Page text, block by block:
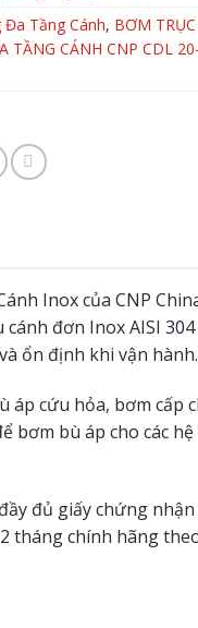
Tầng Cánh, BƠM
TẦNG CÁNH CNP CDL
Inox của CNP
đơn Inox AISI
ổn định khi vận hành.
áp cứu hỏa, bơm cấp
bù áp cho các
đủ giấy chứng
tháng chính hãng